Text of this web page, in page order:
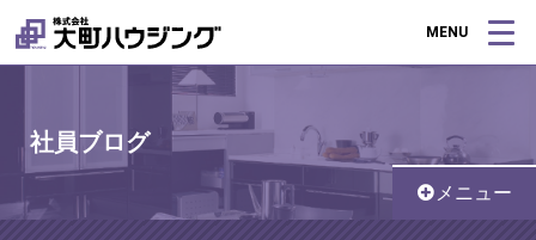
MENU
社員ブログ
メニュー